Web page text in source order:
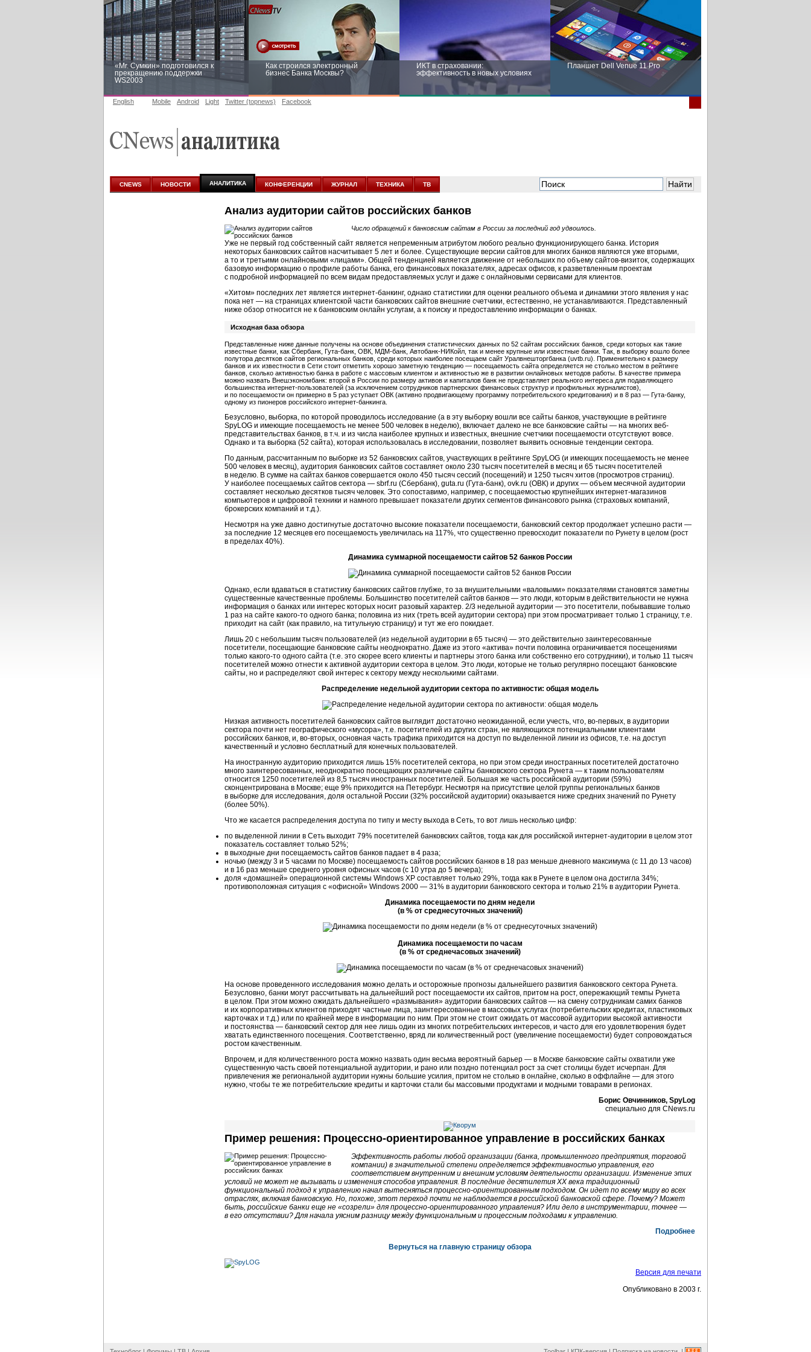
«Mr. Сумкин» подготовился к
прекращению поддержки
WS2003
Как строился электронный
бизнес Банка Москвы?
ИКТ в страховании:
эффективность в новых условиях
Планшет Dell Venue 11 Pro
аналитике
новых условиях
English Mobile Android Light Twitter (topnews) Facebook
CNEWS НОВОСТИ АНАЛИТИКА КОНФЕРЕНЦИИ ЖУРНАЛ ТЕХНИКА ТВ
Анализ аудитории сайтов российских банков
Число обращений к банковским сайтам в России за последний год удвоилось.
Уже не первый год собственный сайт является непременным атрибутом любого реально функционирующего банка. История
некоторых банковских сайтов насчитывает 5 лет и более. Существующие версии сайтов для многих банков являются уже вторыми,
а то и третьими онлайновыми «лицами». Общей тенденцией является движение от небольших по объему сайтов-визиток, содержащих
базовую информацию о профиле работы банка, его финансовых показателях, адресах офисов, к разветвленным проектам
с подробной информацией по всем видам предоставляемых услуг и даже с онлайновыми сервисами для клиентов.
«Хитом» последних лет является интернет-банкинг, однако статистики для оценки реального объема и динамики этого явления у нас
пока нет — на страницах клиентской части банковских сайтов внешние счетчики, естественно, не устанавливаются. Представленный
ниже обзор относится не к банковским онлайн услугам, а к поиску и предоставлению информации о банках.
Исходная база обзора
Представленные ниже данные получены на основе объединения статистических данных по 52 сайтам российских банков, среди которых как такие
известные банки, как Сбербанк, Гута-банк, ОВК, МДМ-банк, Автобанк-НИКойл, так и менее крупные или известные банки. Так, в выборку вошло более
полутора десятков сайтов региональных банков, среди которых наиболее посещаем сайт Уралвнешторгбанка (uvtb.ru). Применительно к размеру
банков и их известности в Сети стоит отметить хорошо заметную тенденцию — посещаемость сайта определяется не столько местом в рейтинге
банков, сколько активностью банка в работе с массовым клиентом и активностью же в развитии онлайновых методов работы. В качестве примера
можно назвать Внешэкономбанк: второй в России по размеру активов и капиталов банк не представляет реального интереса для подавляющего
большинства интернет-пользователей (за исключением сотрудников партнерских финансовых структур и профильных журналистов),
и по посещаемости он примерно в 5 раз уступает ОВК (активно продвигающему программу потребительского кредитования) и в 8 раз — Гута-банку,
одному из пионеров российского интернет-банкинга.
Безусловно, выборка, по которой проводилось исследование (а в эту выборку вошли все сайты банков, участвующие в рейтинге
SpyLOG и имеющие посещаемость не менее 500 человек в неделю), включает далеко не все банковские сайты — на многих веб-
представительствах банков, в т.ч. и из числа наиболее крупных и известных, внешние счетчики посещаемости отсутствуют вовсе.
Однако и та выборка (52 сайта), которая использовалась в исследовании, позволяет выявить основные тенденции сектора.
По данным, рассчитанным по выборке из 52 банковских сайтов, участвующих в рейтинге SpyLOG (и имеющих посещаемость не менее
500 человек в месяц), аудитория банковских сайтов составляет около 230 тысяч посетителей в месяц и 65 тысяч посетителей
в неделю. В сумме на сайтах банков совершается около 450 тысяч сессий (посещений) и 1250 тысяч хитов (просмотров страниц).
У наиболее посещаемых сайтов сектора — sbrf.ru (Сбербанк), guta.ru (Гута-банк), ovk.ru (ОВК) и других — объем месячной аудитории
составляет несколько десятков тысяч человек. Это сопоставимо, например, с посещаемостью крупнейших интернет-магазинов
компьютеров и цифровой техники и намного превышает показатели других сегментов финансового рынка (страховых компаний,
брокерских компаний и т.д.).
Несмотря на уже давно достигнутые достаточно высокие показатели посещаемости, банковский сектор продолжает успешно расти —
за последние 12 месяцев его посещаемость увеличилась на 117%, что существенно превосходит показатели по Рунету в целом (рост
в пределах 40%).
Динамика суммарной посещаемости сайтов 52 банков России
Однако, если вдаваться в статистику банковских сайтов глубже, то за внушительными «валовыми» показателями становятся заметны
существенные качественные проблемы. Большинство посетителей сайтов банков — это люди, которым в действительности не нужна
информация о банках или интерес которых носит разовый характер. 2/3 недельной аудитории — это посетители, побывавшие только
1 раз на сайте какого-то одного банка; половина из них (треть всей аудитории сектора) при этом просматривает только 1 страницу, т.е.
приходит на сайт (как правило, на титульную страницу) и тут же его покидает.
Лишь 20 с небольшим тысяч пользователей (из недельной аудитории в 65 тысяч) — это действительно заинтересованные
посетители, посещающие банковские сайты неоднократно. Даже из этого «актива» почти половина ограничивается посещениями
только какого-то одного сайта (т.е. это скорее всего клиенты и партнеры этого банка или собственно его сотрудники), и только 11 тысяч
посетителей можно отнести к активной аудитории сектора в целом. Это люди, которые не только регулярно посещают банковские
сайты, но и распределяют свой интерес к сектору между несколькими сайтами.
Распределение недельной аудитории сектора по активности: общая модель
Низкая активность посетителей банковских сайтов выглядит достаточно неожиданной, если учесть, что, во-первых, в аудитории
сектора почти нет географического «мусора», т.е. посетителей из других стран, не являющихся потенциальными клиентами
российских банков, и, во-вторых, основная часть трафика приходится на доступ по выделенной линии из офисов, т.е. на доступ
качественный и условно бесплатный для конечных пользователей.
На иностранную аудиторию приходится лишь 15% посетителей сектора, но при этом среди иностранных посетителей достаточно
много заинтересованных, неоднократно посещающих различные сайты банковского сектора Рунета — к таким пользователям
относится 1250 посетителей из 8,5 тысяч иностранных посетителей. Большая же часть российской аудитории (59%)
сконцентрирована в Москве; еще 9% приходится на Петербург. Несмотря на присутствие целой группы региональных банков
в выборке для исследования, доля остальной России (32% российской аудитории) оказывается ниже средних значений по Рунету
(более 50%).
Что же касается распределения доступа по типу и месту выхода в Сеть, то вот лишь несколько цифр:
по выделенной линии в Сеть выходит 79% посетителей банковских сайтов, тогда как для российской интернет-аудитории в целом этот
показатель составляет только 52%;
в выходные дни посещаемость сайтов банков падает в 4 раза;
ночью (между 3 и 5 часами по Москве) посещаемость сайтов российских банков в 18 раз меньше дневного максимума (с 11 до 13 часов)
и в 16 раз меньше среднего уровня офисных часов (с 10 утра до 5 вечера);
доля «домашней» операционной системы Windows XP составляет только 29%, тогда как в Рунете в целом она достигла 34%;
противоположная ситуация с «офисной» Windows 2000 — 31% в аудитории банковского сектора и только 21% в аудитории Рунета.
Динамика посещаемости по дням недели
(в % от среднесуточных значений)
Динамика посещаемости по часам
(в % от среднечасовых значений)
На основе проведенного исследования можно делать и осторожные прогнозы дальнейшего развития банковского сектора Рунета.
Безусловно, банки могут рассчитывать на дальнейший рост посещаемости их сайтов, притом на рост, опережающий темпы Рунета
в целом. При этом можно ожидать дальнейшего «размывания» аудитории банковских сайтов — на смену сотрудникам самих банков
и их корпоративных клиентов приходят частные лица, заинтересованные в массовых услугах (потребительских кредитах, пластиковых
карточках и т.д.) или по крайней мере в информации по ним. При этом не стоит ожидать от массовой аудитории высокой активности
и постоянства — банковский сектор для нее лишь один из многих потребительских интересов, и часто для его удовлетворения будет
хватать единственного посещения. Соответственно, вряд ли количественный рост (увеличение посещаемости) будет сопровождаться
ростом качественным.
Впрочем, и для количественного роста можно назвать один весьма вероятный барьер — в Москве банковские сайты охватили уже
существенную часть своей потенциальной аудитории, и рано или поздно потенциал рост за счет столицы будет исчерпан. Для
привлечения же региональной аудитории нужны большие усилия, притом не столько в онлайне, сколько в оффлайне — для этого
нужно, чтобы те же потребительские кредиты и карточки стали бы массовыми продуктами и модными товарами в регионах.
Борис Овчинников, SpyLog
специально для CNews.ru
Пример решения: Процессно-ориентированное управление в российских банках
Эффективность работы любой организации (банка, промышленного предприятия, торговой
компании) в значительной степени определяется эффективностью управления, его
соответствием внутренним и внешним условиям деятельности организации. Изменение этих
условий не может не вызывать и изменения способов управления. В последние десятилетия XX века традиционный
функциональный подход к управлению начал вытесняться процессно-ориентированным подходом. Он идет по всему миру во всех
отраслях, включая банковскую. Но, похоже, этот переход почти не наблюдается в российской банковской сфере. Почему? Может
быть, российские банки еще не «созрели» для процессно-ориентированного управления? Или дело в инструментарии, точнее —
в его отсутствии? Для начала уясним разницу между функциональным и процессным подходами к управлению.
Подробнее
Вернуться на главную страницу обзора
Версия для печати
Опубликовано в 2003 г.